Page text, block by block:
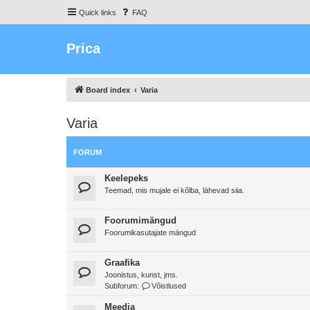
Quick links FAQ
Prica
Board index Varia
Varia
FORUM
Keelepeks
Teemad, mis mujale ei kõlba, lähevad siia.
Foorumimängud
Foorumikasutajate mängud
Graafika
Joonistus, kunst, jms.
Subforum:
Võistlused
Meedia